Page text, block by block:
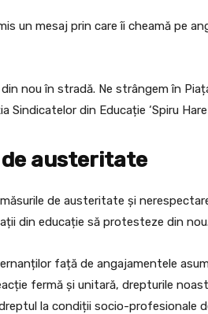
un mesaj prin care îi cheamă pe
nou în stradă. Ne strângem în
Sindicatelor din Educație ‘Spiru
austeritate
de austeritate și
din educație să protesteze din nou.
față de angajamentele
fermă și unitară, drepturile
la condiții socio-profesionale